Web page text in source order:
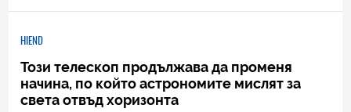
HIEND
Този телескоп продължава да променя
начина, по който астрономите мислят за
света отвъд хоризонта